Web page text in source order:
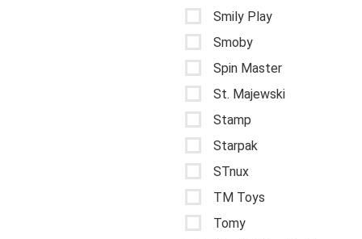
Smily Play
Smoby
Spin Master
St. Majewski
Stamp
Starpak
STnux
TM Toys
Tomy